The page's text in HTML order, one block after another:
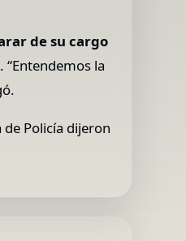
de su cargo
la
de Policía dijeron